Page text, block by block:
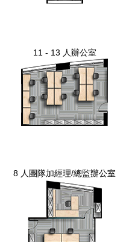
11 - 13 人辦公室
8 人團隊加經理/總監辦公室